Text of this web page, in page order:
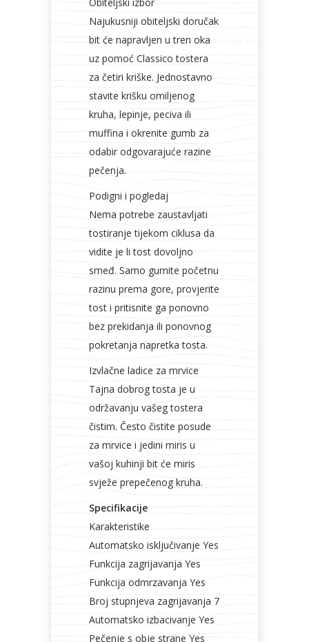
Najukusniji obiteljski doručak
bit će napravljen u tren oka
uz pomoć Classico tostera
za četiri kriške. Jednostavno
stavite krišku omiljenog
kruha, lepinje, peciva ili
muffina i okrenite gumb za
odabir odgovarajuće razine
pečenja.
Podigni i pogledaj
Nema potrebe zaustavljati
tostiranje tijekom ciklusa da
vidite je li tost dovoljno
smeđ. Samo gurnite početnu
razinu prema gore, provjerite
tost i pritisnite ga ponovno
bez prekidanja ili ponovnog
pokretanja napretka tosta.
Izvlačne ladice za mrvice
Tajna dobrog tosta je u
održavanju vašeg tostera
čistim. Često čistite posude
za mrvice i jedini miris u
vašoj kuhinji bit će miris
svježe prepečenog kruha.
Specifikacije
Karakteristike
Automatsko isključivanje Yes
Funkcija zagrijavanja Yes
Funkcija odmrzavanja Yes
Broj stupnjeva zagrijavanja 7
Automatsko izbacivanje Yes
Pečenje s obje strane Yes